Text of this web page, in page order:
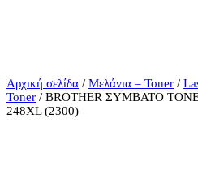
Αρχική σελίδα / Μελάνια – Toner /
Toner / BROTHER ΣΥΜΒΑΤΟ
248XL (2300)